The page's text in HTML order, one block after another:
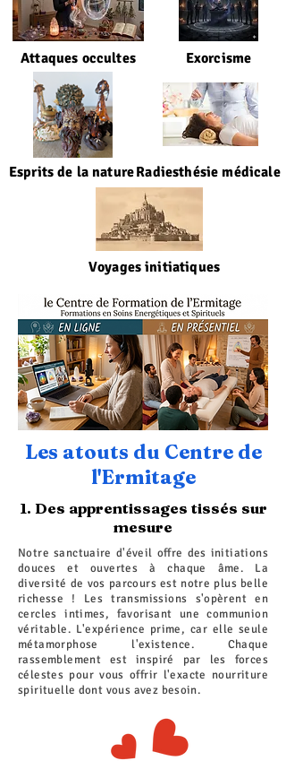
Attaques occultes Exorcisme
Esprits de la natureRadiesthésie médicale
Voyages initiatiques
Les atouts du Centre de
l'Ermitage
1. Des apprentissages tissés sur
mesure
Notre sanctuaire d'éveil offre des initiations
douces et ouvertes à chaque âme. La
diversité de vos parcours est notre plus belle
richesse ! Les transmissions s'opèrent en
cercles intimes, favorisant une communion
véritable. L'expérience prime, car elle seule
métamorphose l'existence. Chaque
rassemblement est inspiré par les forces
célestes pour vous offrir l'exacte nourriture
spirituelle dont vous avez besoin.